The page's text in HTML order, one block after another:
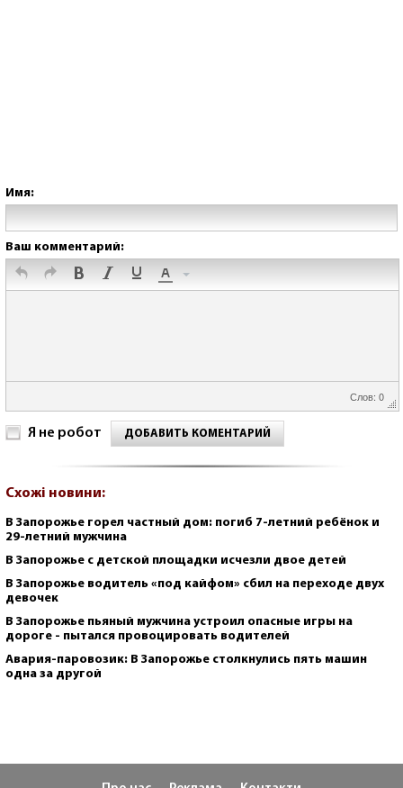
Имя:
Ваш комментарий:
Слов: 0
Я не робот ДОБАВИТЬ КОМЕНТАРИЙ
Схожі новини:
В Запорожье горел частный дом: погиб 7-летний ребёнок и
29-летний мужчина
В Запорожье с детской площадки исчезли двое детей
В Запорожье водитель «под кайфом» сбил на переходе двух
девочек
В Запорожье пьяный мужчина устроил опасные игры на
дороге - пытался провоцировать водителей
Авария-паровозик: В Запорожье столкнулись пять машин
одна за другой